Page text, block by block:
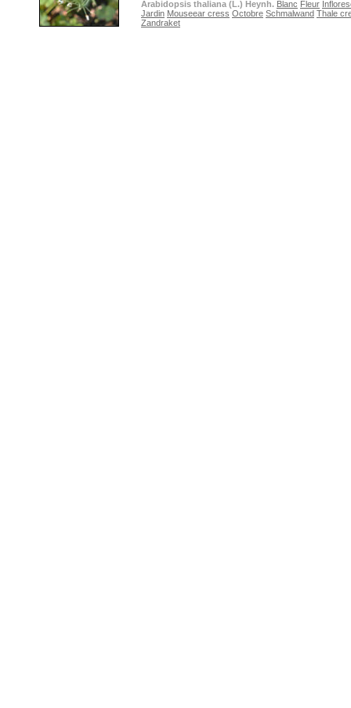
Arabidopsis thaliana (L.) Heynh. Blanc Fleur
Jardin Mouseear cress Octobre Schmalwand Thale
Zandraket